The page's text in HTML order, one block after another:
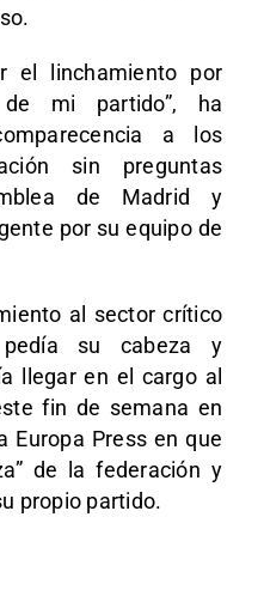
el linchamiento por
mi partido”, ha
a los
sin preguntas
de Madrid y
por su equipo de
al sector crítico
su cabeza y
llegar en el cargo al
fin de semana en
Europa Press en que
de la federación y
propio partido.